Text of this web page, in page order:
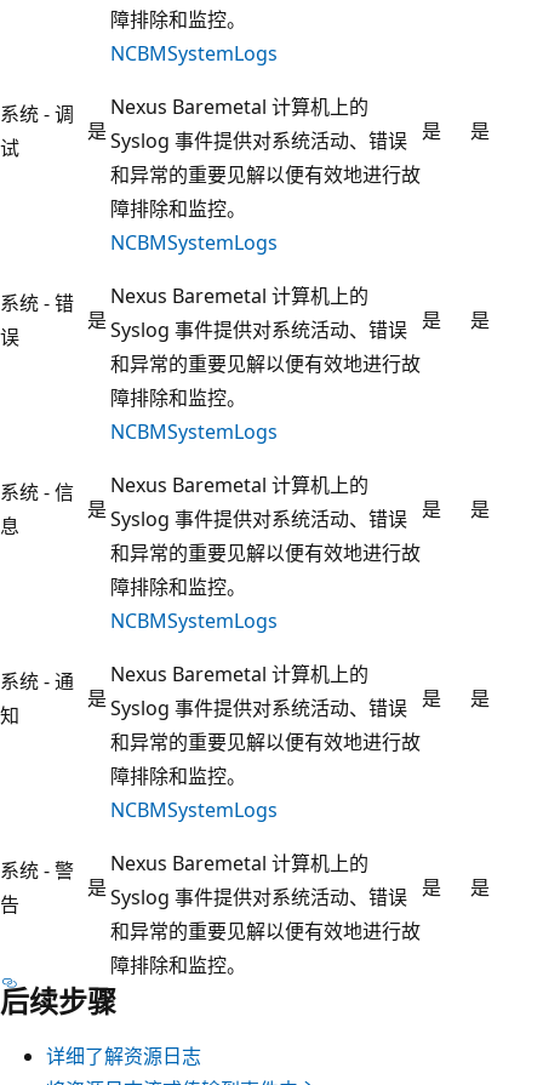
障排除和监控。
系统 - 调
试
是
NCBMSystemLogs
Nexus Baremetal 计算机上的
Syslog 事件提供对系统活动、错误
和异常的重要见解以便有效地进行故
障排除和监控。
是 是
系统 - 错
误
是
NCBMSystemLogs
Nexus Baremetal 计算机上的
Syslog 事件提供对系统活动、错误
和异常的重要见解以便有效地进行故
障排除和监控。
是 是
系统 - 信
息
是
NCBMSystemLogs
Nexus Baremetal 计算机上的
Syslog 事件提供对系统活动、错误
和异常的重要见解以便有效地进行故
障排除和监控。
是 是
系统 - 通
知
是
NCBMSystemLogs
Nexus Baremetal 计算机上的
Syslog 事件提供对系统活动、错误
和异常的重要见解以便有效地进行故
障排除和监控。
是 是
系统 - 警
告
是
NCBMSystemLogs
Nexus Baremetal 计算机上的
Syslog 事件提供对系统活动、错误
和异常的重要见解以便有效地进行故
障排除和监控。
是 是
后续步骤
详细了解资源日志